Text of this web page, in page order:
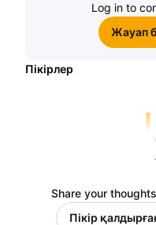
Log in to
Жауап
Пікірлер
Share your
Пікір